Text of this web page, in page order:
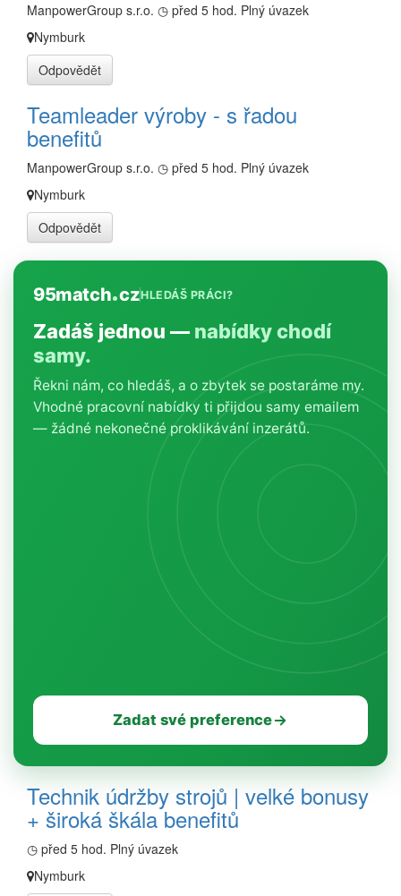
ManpowerGroup s.r.o. ◷ před 5 hod. Plný úvazek
Nymburk
Odpovědět
Teamleader výroby - s řadou
benefitů
ManpowerGroup s.r.o. ◷ před 5 hod. Plný úvazek
Nymburk
Odpovědět
95match czHLEDÁŠ PRÁCI?
Zadáš jednou — nabídky chodí
samy.
Řekni nám, co hledáš, a o zbytek se postaráme my.
Vhodné pracovní nabídky ti přijdou samy emailem
— žádné nekonečné proklikávání inzerátů.
Zadat své preference
Technik údržby strojů | velké bonusy
+ široká škála benefitů
◷ před 5 hod. Plný úvazek
Nymburk